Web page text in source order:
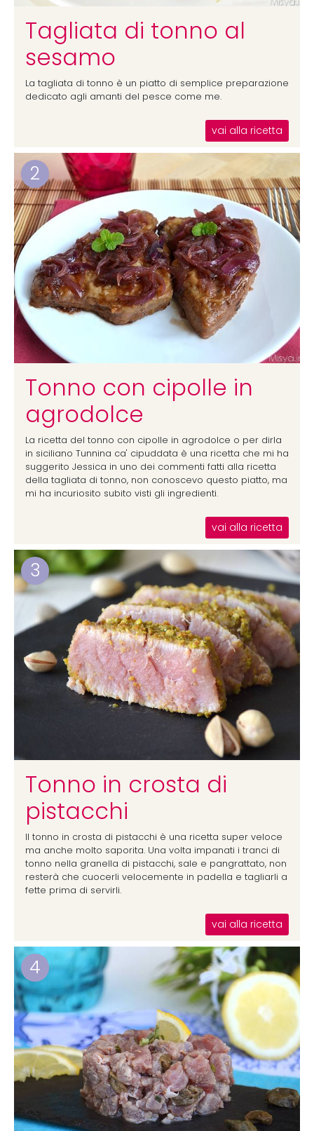
Tagliata di tonno al
sesamo
La tagliata di tonno è un piatto di semplice preparazione
dedicato agli amanti del pesce come me.
vai alla ricetta
2
Tonno con cipolle in
agrodolce
La ricetta del tonno con cipolle in agrodolce o per dirla
in siciliano Tunnina ca' cipuddata è una ricetta che mi ha
suggerito Jessica in uno dei commenti fatti alla ricetta
della tagliata di tonno, non conoscevo questo piatto, ma
mi ha incuriosito subito visti gli ingredienti.
vai alla ricetta
3
Tonno in crosta di
pistacchi
Il tonno in crosta di pistacchi è una ricetta super veloce
ma anche molto saporita. Una volta impanati i tranci di
tonno nella granella di pistacchi, sale e pangrattato, non
resterà che cuocerli velocemente in padella e tagliarli a
fette prima di servirli.
vai alla ricetta
4